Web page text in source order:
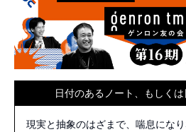
日付のあるノート、もしく
現実と抽象のはざまで、喘息にな